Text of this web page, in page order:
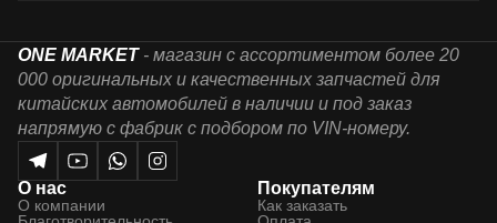
ONE MARKET - магазин с ассортиментом более 20
000 оригинальных и качественных запчастей для
китайских автомобилей в наличии и под заказ
напрямую с фабрик с подбором по VIN-номеру.
О нас
О компании
Покупателям
Как заказать